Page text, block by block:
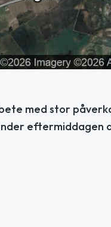
med stor
eftermiddagen